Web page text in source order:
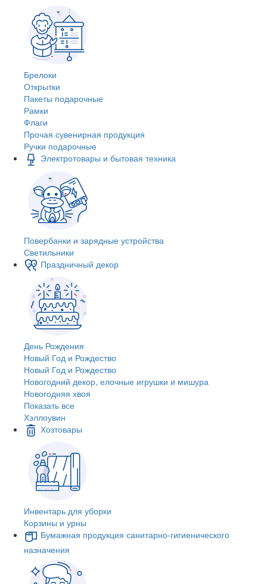
Брелоки
Открытки
Пакеты подарочные
Рамки
Флаги
Прочая сувенирная продукция
Ручки подарочные
Электротовары и бытовая техника
Повербанки и зарядные устройства
Светильники
Праздничный декор
День Рождения
Новый Год и Рождество
Новый Год и Рождество
Новогодний декор, елочные игрушки и мишура
Новогодняя хвоя
Показать все
Хэллоувин
Хозтовары
Инвентарь для уборки
Корзины и урны
Бумажная продукция санитарно-гигиенического
назначения